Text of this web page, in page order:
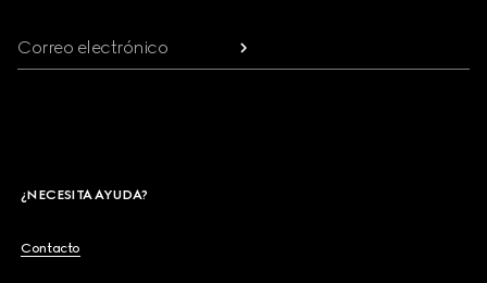
Correo electrónico
¿NECESITA AYUDA?
Contacto